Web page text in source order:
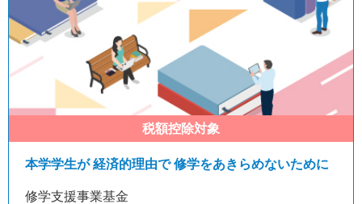
本学学生が 経済的理由で 修学をあきらめないために
修学支援事業基金